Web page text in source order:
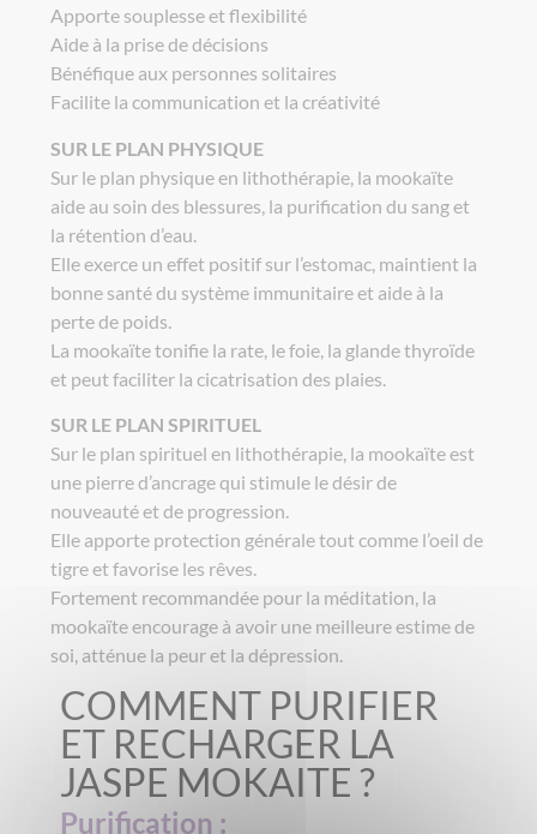
Apporte souplesse et flexibilité
Aide à la prise de décisions
Bénéfique aux personnes solitaires
Facilite la communication et la créativité
SUR LE PLAN PHYSIQUE
Sur le plan physique en lithothérapie, la mookaïte
aide au soin des blessures, la purification du sang et
la rétention d’eau.
Elle exerce un effet positif sur l’estomac, maintient la
bonne santé du système immunitaire et aide à la
perte de poids.
La mookaïte tonifie la rate, le foie, la glande thyroïde
et peut faciliter la cicatrisation des plaies.
SUR LE PLAN SPIRITUEL
Sur le plan spirituel en lithothérapie, la mookaïte est
une pierre d’ancrage qui stimule le désir de
nouveauté et de progression.
Elle apporte protection générale tout comme l’oeil de
tigre et favorise les rêves.
Fortement recommandée pour la méditation, la
mookaïte encourage à avoir une meilleure estime de
soi, atténue la peur et la dépression.
COMMENT PURIFIER
ET RECHARGER LA
JASPE MOKAITE ?
Purification :